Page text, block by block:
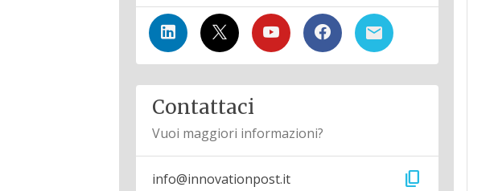
Contattaci
Vuoi maggiori informazioni?
info@innovationpost.it content_copy